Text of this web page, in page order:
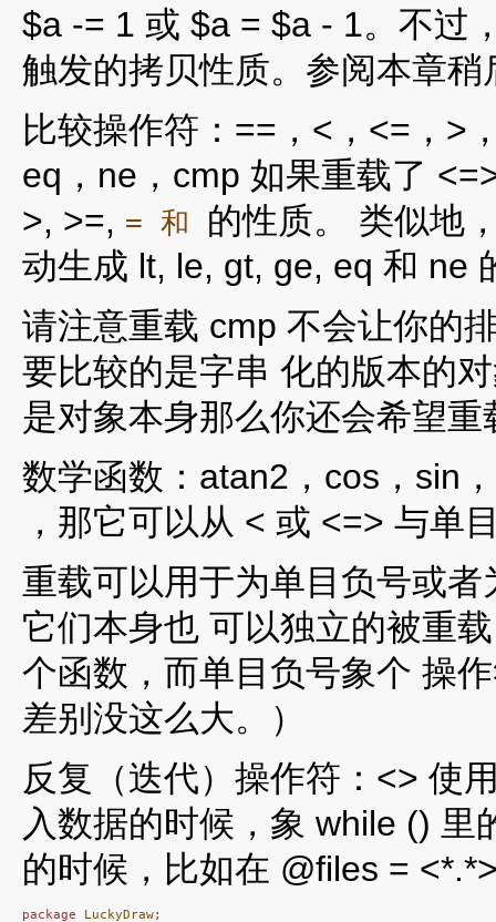
$a -= 1 或 $a = $a - 1。不过
触发的拷贝性质。参阅本章稍
比较操作符：==，<，<=，>
eq，ne，cmp 如果重载了
>, >=, = 和 的性质。 类似地
动生成 lt, le, gt, ge, eq 和 ne
请注意重载 cmp 不会让你的
要比较的是字串 化的版本的
是对象本身那么你还会希望重
数学函数：atan2，cos，sin
，那它可以从 < 或 <=> 与单
重载可以用于为单目负号或
它们本身也 可以独立的被重
个函数，而单目负号象个 操
差别没这么大。）
反复（迭代）操作符：<> 使
入数据的时候，象 while () 里
的时候，比如在 @files =
package LuckyDraw;